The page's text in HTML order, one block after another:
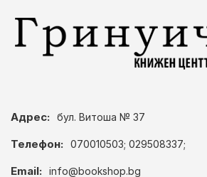
Адрес: бул. Витоша № 37
Телефон: 070010503; 029508337;
Email: info@bookshop.bg